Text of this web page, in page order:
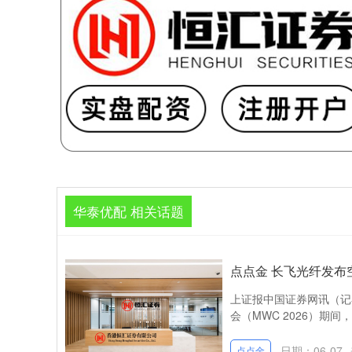
华泰优配 相关话题
点点金 长飞光纤发布
上证报中国证券网讯（
会（MWC 2026）期间